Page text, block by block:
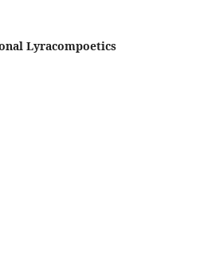
Lyracompoetics